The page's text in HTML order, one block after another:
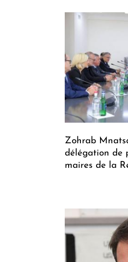
Zohrab
délégation de
maires de la